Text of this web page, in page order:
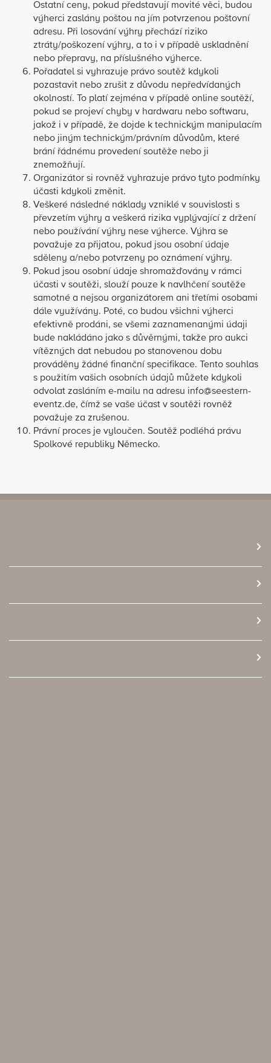
Ostatní ceny, pokud představují movité věci, budou
výherci zaslány poštou na jím potvrzenou poštovní
adresu. Při losování výhry přechází riziko
ztráty/poškození výhry, a to i v případě uskladnění
nebo přepravy, na příslušného výherce.
Pořadatel si vyhrazuje právo soutěž kdykoli
pozastavit nebo zrušit z důvodu nepředvídaných
okolností. To platí zejména v případě online soutěží,
pokud se projeví chyby v hardwaru nebo softwaru,
jakož i v případě, že dojde k technickým manipulacím
nebo jiným technickým/právním důvodům, které
brání řádnému provedení soutěže nebo ji
znemožňují.
Organizátor si rovněž vyhrazuje právo tyto podmínky
účasti kdykoli změnit.
Veškeré následné náklady vzniklé v souvislosti s
převzetím výhry a veškerá rizika vyplývající z držení
nebo používání výhry nese výherce. Výhra se
považuje za přijatou, pokud jsou osobní údaje
sděleny a/nebo potvrzeny po oznámení výhry.
Pokud jsou osobní údaje shromažďovány v rámci
účasti v soutěži, slouží pouze k navlhčení soutěže
samotné a nejsou organizátorem ani třetími osobami
dále využívány. Poté, co budou všichni výherci
efektivně prodáni, se všemi zaznamenanými údaji
bude nakládáno jako s důvěrnými, takže pro aukci
vítězných dat nebudou po stanovenou dobu
prováděny žádné finanční specifikace. Tento souhlas
s použitím vašich osobních údajů můžete kdykoli
odvolat zasláním e-mailu na adresu info@seestern-
eventz.de, čímž se vaše účast v soutěži rovněž
považuje za zrušenou.
Právní proces je vyloučen. Soutěž podléhá právu
Spolkové republiky Německo.